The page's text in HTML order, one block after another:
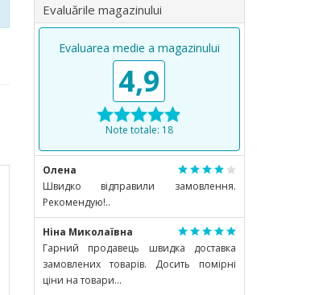
Evaluările magazinului
Evaluarea medie a magazinului
4,9
Note totale: 18
Олена
Швидко відправили замовлення.
Рекомендую!..
Ніна Миколаївна
Гарний продавець швидка доставка
замовлених товарів. Досить помірні
ціни на товари...